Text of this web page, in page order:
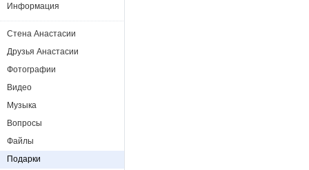
Информация
Стена Анастасии
Друзья Анастасии
Фотографии
Видео
Музыка
Вопросы
Файлы
Подарки